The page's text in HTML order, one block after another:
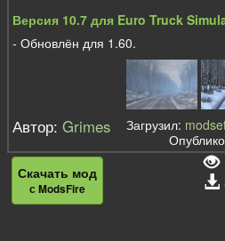
Версия 10.7 для Euro Truck
- Обновлён для 1.60.
Автор:Grimes Загрузил:
Скачать мод
с ModsFire